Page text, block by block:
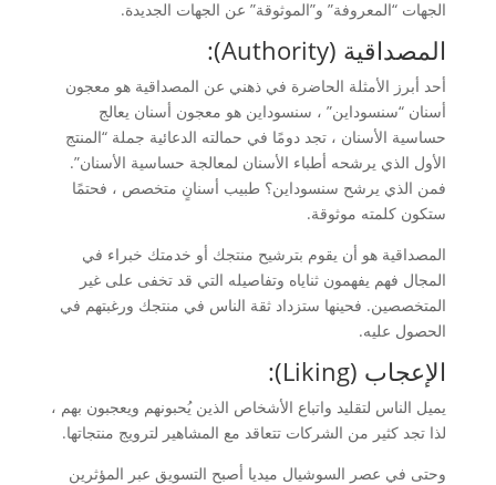
الجهات “المعروفة” و”الموثوقة” عن الجهات الجديدة.
المصداقية (Authority):
أحد أبرز الأمثلة الحاضرة في ذهني عن المصداقية هو معجون
أسنان “سنسوداين” ، سنسوداين هو معجون أسنان يعالج
حساسية الأسنان ، تجد دومًا في حمالته الدعائية جملة “المنتج
الأول الذي يرشحه أطباء الأسنان لمعالجة حساسية الأسنان”.
فمن الذي يرشح سنسوداين؟ طبيب أسنانٍ متخصص ، فحتمًا
ستكون كلمته موثوقة.
المصداقية هو أن يقوم بترشيح منتجك أو خدمتك خبراء في
المجال فهم يفهمون ثناياه وتفاصيله التي قد تخفى على غير
المتخصصين. فحينها ستزداد ثقة الناس في منتجك ورغبتهم في
الحصول عليه.
الإعجاب (Liking):
يميل الناس لتقليد واتباع الأشخاص الذين يُحبونهم ويعجبون بهم ،
لذا تجد كثير من الشركات تتعاقد مع المشاهير لترويج منتجاتها.
وحتى في عصر السوشيال ميديا أصبح التسويق عبر المؤثرين